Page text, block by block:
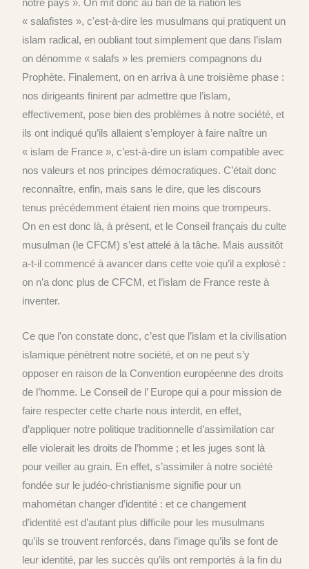
notre pays ». On mit donc au ban de la nation les
« salafistes », c'est-à-dire les musulmans qui pratiquent un
islam radical, en oubliant tout simplement que dans l’islam
on dénomme « salafs » les premiers compagnons du
Prophète. Finalement, on en arriva à une troisième phase :
nos dirigeants finirent par admettre que l’islam,
effectivement, pose bien des problèmes à notre société, et
ils ont indiqué qu’ils allaient s’employer à faire naître un
« islam de France », c’est-à-dire un islam compatible avec
nos valeurs et nos principes démocratiques. C’était donc
reconnaître, enfin, mais sans le dire, que les discours
tenus précédemment étaient rien moins que trompeurs.
On en est donc là, à présent, et le Conseil français du culte
musulman (le CFCM) s’est attelé à la tâche. Mais aussitôt
a-t-il commencé à avancer dans cette voie qu’il a explosé :
on n’a donc plus de CFCM, et l’islam de France reste à
inventer.
Ce que l’on constate donc, c’est que l’islam et la civilisation
islamique pénètrent notre société, et on ne peut s’y
opposer en raison de la Convention européenne des droits
de l’homme. Le Conseil de l’ Europe qui a pour mission de
faire respecter cette charte nous interdit, en effet,
d’appliquer notre politique traditionnelle d’assimilation car
elle violerait les droits de l’homme ; et les juges sont là
pour veiller au grain. En effet, s’assimiler à notre société
fondée sur le judéo-christianisme signifie pour un
mahométan changer d’identité : et ce changement
d’identité est d’autant plus difficile pour les musulmans
qu’ils se trouvent renforcés, dans l’image qu’ils se font de
leur identité, par les succès qu’ils ont remportés à la fin du